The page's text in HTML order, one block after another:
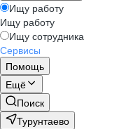
Ищу работу
Ищу работу
Ищу сотрудника
Сервисы
Помощь
Ещё
Поиск
Турунтаево